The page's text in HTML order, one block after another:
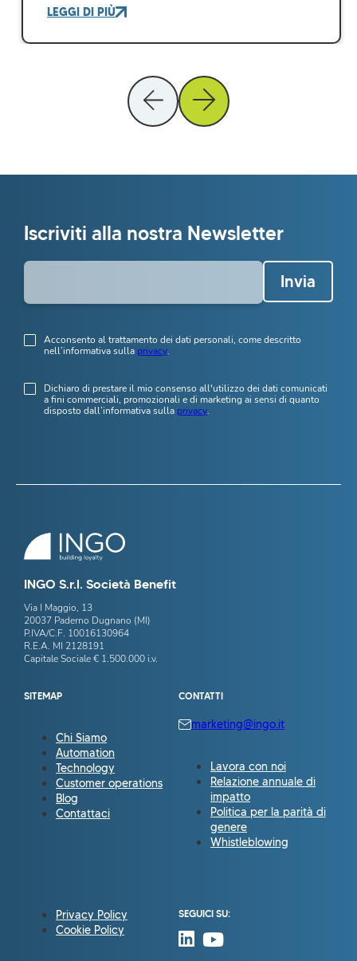
LEGGI DI PIÙ
Iscriviti alla nostra Newsletter
Invia
Acconsento al trattamento dei dati personali, come descritto
nell’informativa sulla privacy.
Dichiaro di prestare il mio consenso all'utilizzo dei dati comunicati
a fini commerciali, promozionali e di marketing ai sensi di quanto
disposto dall’informativa sulla privacy.
INGO S.r.l. Società Benefit
Via I Maggio, 13
20037 Paderno Dugnano (MI)
P.IVA/C.F. 10016130964
R.E.A. MI 2128191
Capitale Sociale € 1.500.000 i.v.
SITEMAP
Chi Siamo
Automation
Technology
Customer operations
Blog
Contattaci
CONTATTI
marketing@ingo.it
Lavora con noi
Relazione annuale di
impatto
Politica per la parità di
genere
Whistleblowing
Privacy Policy
Cookie Policy
SEGUICI SU: